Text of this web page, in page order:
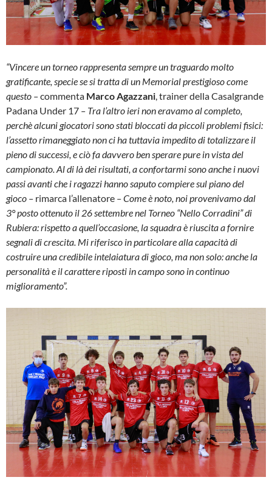
“Vincere un torneo rappresenta sempre un traguardo molto
gratificante, specie se si tratta di un Memorial prestigioso come
questo –commenta Marco Agazzani, trainer della Casalgrande
Padana Under 17 – Tra l’altro ieri non eravamo al completo,
perchè alcuni giocatori sono stati bloccati da piccoli problemi fisici:
l’assetto rimaneggiato non ci ha tuttavia impedito di totalizzare il
pieno di successi, e ciò fa davvero ben sperare pure in vista del
campionato. Al di là dei risultati, a confortarmi sono anche i nuovi
passi avanti che i ragazzi hanno saputo compiere sul piano del
gioco – rimarca l’allenatore – Come è noto, noi provenivamo dal
3° posto ottenuto il 26 settembre nel Torneo “Nello Corradini” di
Rubiera: rispetto a quell’occasione, la squadra è riuscita a fornire
segnali di crescita. Mi riferisco in particolare alla capacità di
costruire una credibile intelaiatura di gioco, ma non solo: anche la
personalità e il carattere riposti in campo sono in continuo
miglioramento”.